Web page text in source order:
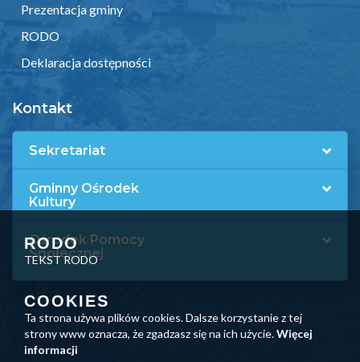
Prezentacja gminy
RODO
Deklaracja dostępności
Kontakt
Sekretariat
Gminny Ośrodek
Kultury
Ośrodek Pomocy
Społecznej
RODO
TEKST RODO
COOKIES
Ta strona używa plików cookies. Dalsze korzystanie z tej
strony www oznacza, że zgadzasz się na ich użycie.Więcej
informacji